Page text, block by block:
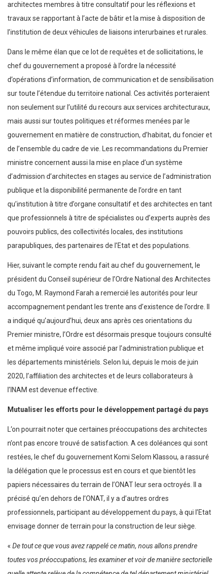
architectes membres à titre consultatif pour les réflexions et
travaux se rapportant à l’acte de bâtir et la mise à disposition de
l’institution de deux véhicules de liaisons interurbaines et rurales.
Dans le même élan que ce lot de requêtes et de sollicitations, le
chef du gouvernement a proposé à l’ordre la nécessité
d’opérations d’information, de communication et de sensibilisation
sur toute l’étendue du territoire national. Ces activités porteraient
non seulement sur l’utilité du recours aux services architecturaux,
mais aussi sur toutes politiques et réformes menées par le
gouvernement en matière de construction, d’habitat, du foncier et
de l’ensemble du cadre de vie. Les recommandations du Premier
ministre concernent aussi la mise en place d’un système
d’admission d’architectes en stages au service de l’administration
publique et la disponibilité permanente de l’ordre en tant
qu’institution à titre d’organe consultatif et des architectes en tant
que professionnels à titre de spécialistes ou d’experts auprès des
pouvoirs publics, des collectivités locales, des institutions
parapubliques, des partenaires de l’Etat et des populations.
Hier, suivant le compte rendu fait au chef du gouvernement, le
président du Conseil supérieur de l’Ordre National des Architectes
du Togo, M. Raymond Farah a remercié les autorités pour leur
accompagnement pendant les trente ans d’existence de l’ordre. Il
a indiqué qu’aujourd’hui, deux ans après ces orientations du
Premier ministre, l’Ordre est désormais presque toujours consulté
et même impliqué voire associé par l’administration publique et
les départements ministériels. Selon lui, depuis le mois de juin
2020, l’affiliation des architectes et de leurs collaborateurs à
l’INAM est devenue effective.
Mutualiser les efforts pour le développement partagé du pays
L’on pourrait noter que certaines préoccupations des architectes
n’ont pas encore trouvé de satisfaction. A ces doléances qui sont
restées, le chef du gouvernement Komi Selom Klassou, a rassuré
la délégation que le processus est en cours et que bientôt les
papiers nécessaires du terrain de l’ONAT leur sera octroyés. Il a
précisé qu’en dehors de l’ONAT, il y a d’autres ordres
professionnels, participant au développement du pays, à qui l’Etat
envisage donner de terrain pour la construction de leur siège.
« De tout ce que vous avez rappelé ce matin, nous allons prendre
toutes vos préoccupations, les examiner et voir de manière sectorielle